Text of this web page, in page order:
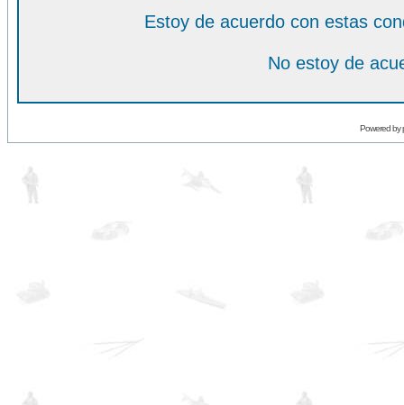
Estoy de acuerdo con estas
No estoy de
Powered by